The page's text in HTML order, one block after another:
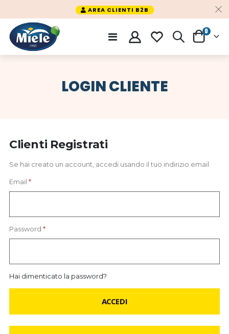
AREA CLIENTI B2B
Toggle
Nav
CARRELLO
0
LOGIN CLIENTE
Clienti Registrati
Se hai creato un account, accedi usando il tuo indirizio email
Email
Password
Hai dimenticato la password?
ACCEDI